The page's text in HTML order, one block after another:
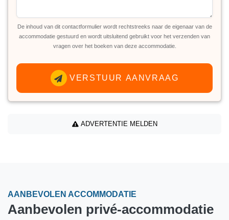
De inhoud van dit contactformulier wordt rechtstreeks naar de eigenaar van de
accommodatie gestuurd en wordt uitsluitend gebruikt voor het verzenden van
vragen over het boeken van deze accommodatie.
VERSTUUR AANVRAAG
ADVERTENTIE MELDEN
AANBEVOLEN ACCOMMODATIE
Aanbevolen privé-accommodatie